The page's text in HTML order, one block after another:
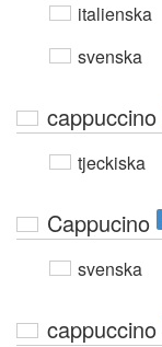
italienska
svenska
cappuccino
tjeckiska
Cappucino
svenska
cappuccino